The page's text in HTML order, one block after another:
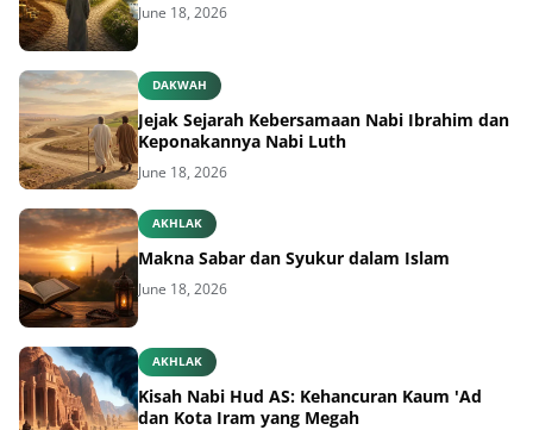
June 18, 2026
DAKWAH
Jejak Sejarah Kebersamaan Nabi Ibrahim dan
Keponakannya Nabi Luth
June 18, 2026
AKHLAK
Makna Sabar dan Syukur dalam Islam
June 18, 2026
AKHLAK
Kisah Nabi Hud AS: Kehancuran Kaum 'Ad
dan Kota Iram yang Megah